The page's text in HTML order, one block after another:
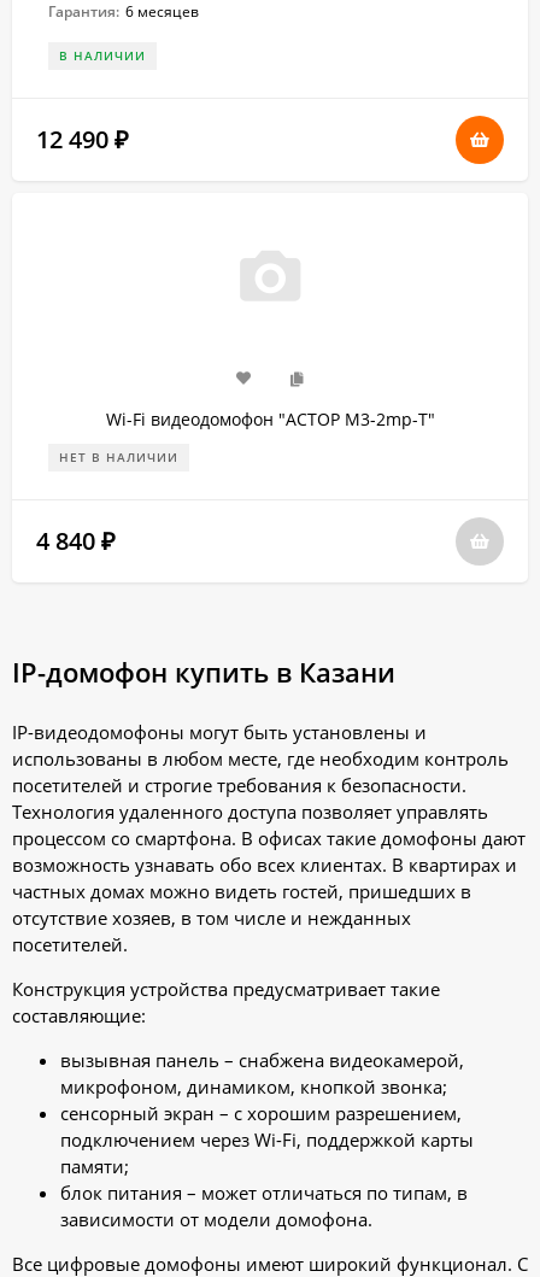
Гарантия: 6 месяцев
В НАЛИЧИИ
12 490 ₽
Wi-Fi видеодомофон "ACTOP M3-2mp-T"
НЕТ В НАЛИЧИИ
4 840 ₽
IP-домофон купить в Казани
IP-видеодомофоны могут быть установлены и
использованы в любом месте, где необходим контроль
посетителей и строгие требования к безопасности.
Технология удаленного доступа позволяет управлять
процессом со смартфона. В офисах такие домофоны дают
возможность узнавать обо всех клиентах. В квартирах и
частных домах можно видеть гостей, пришедших в
отсутствие хозяев, в том числе и нежданных
посетителей.
Конструкция устройства предусматривает такие
составляющие:
вызывная панель – снабжена видеокамерой,
микрофоном, динамиком, кнопкой звонка;
сенсорный экран – с хорошим разрешением,
подключением через Wi-Fi, поддержкой карты
памяти;
блок питания – может отличаться по типам, в
зависимости от модели домофона.
Все цифровые домофоны имеют широкий функционал. С